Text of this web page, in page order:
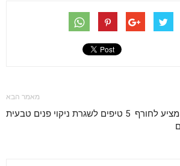
מותג הטיפוח SHAVIT מציע לחורף
מאמר הבא
5 טיפים לשגרת ניקוי פנים טבעית